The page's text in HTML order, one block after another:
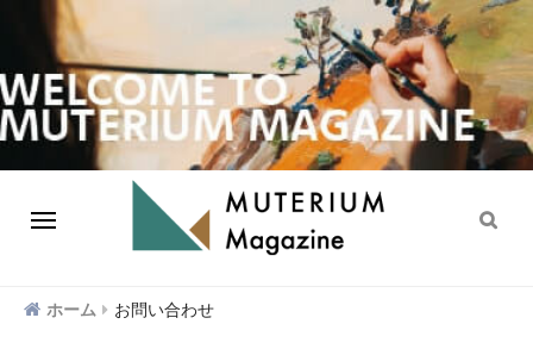
ホーム お問い合わせ